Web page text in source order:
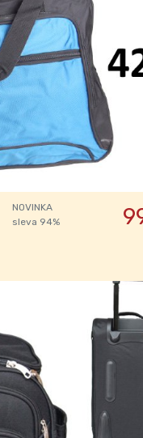
NOVINKA
sleva 94%